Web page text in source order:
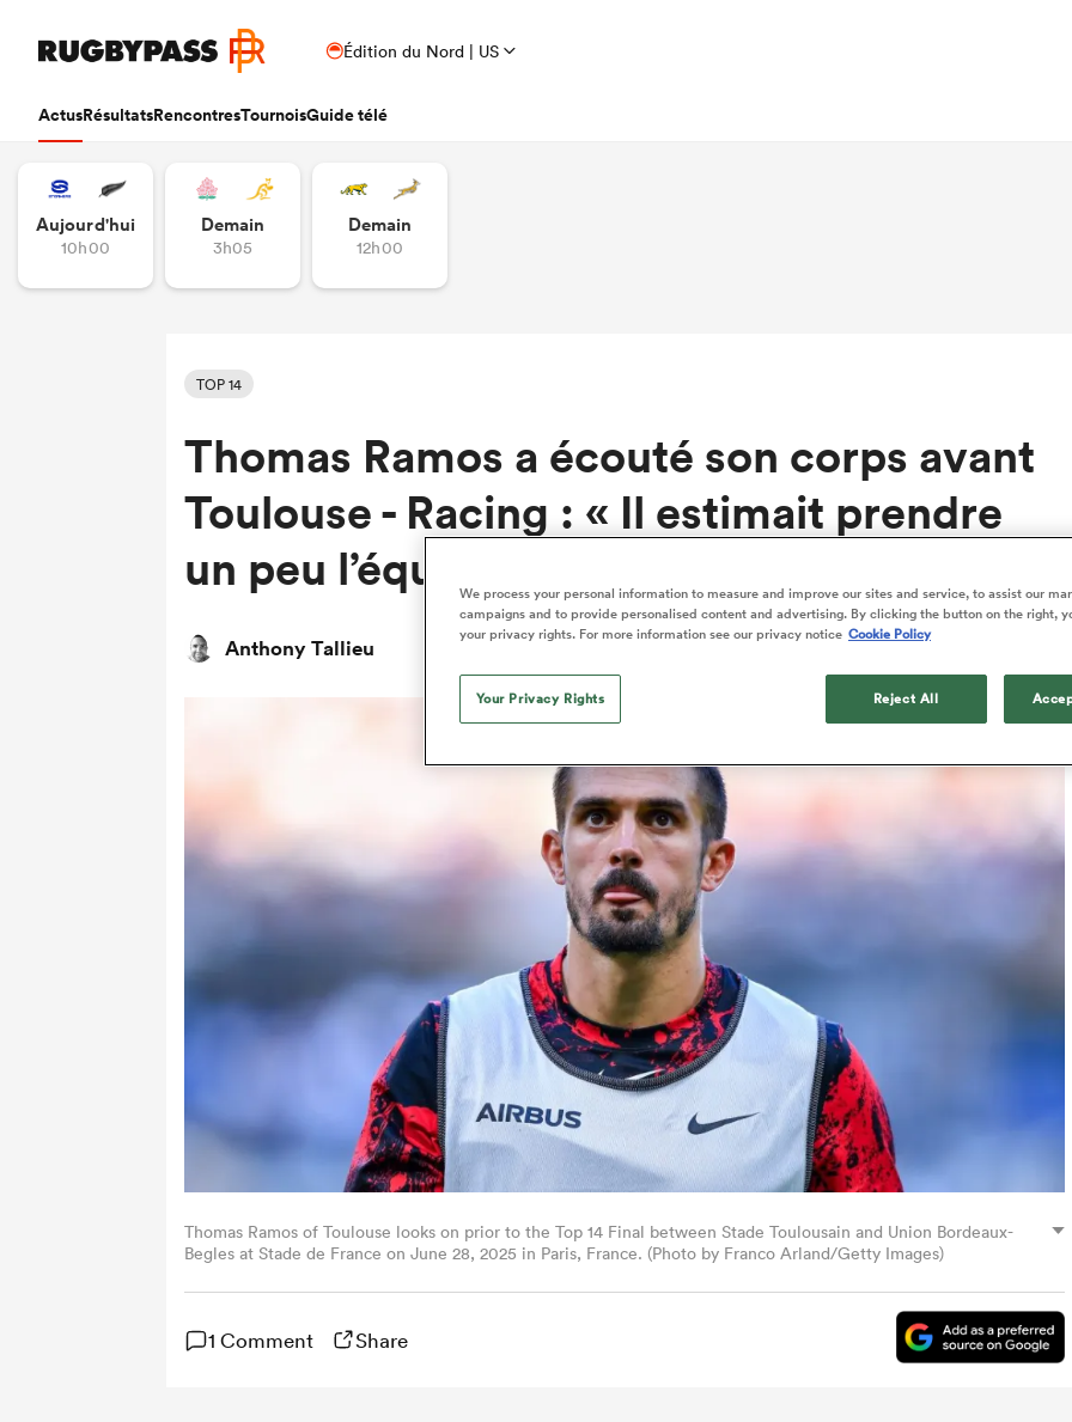
Édition du Nord | US
ActusRésultatsRencontresTournoisGuide télé
Aujourd'hui
10h00
Demain
3h05
Demain
12h00
TOP 14
Thomas Ramos a écouté son corps avant
Toulouse - Racing : « Il estimait prendre
un peu l’équipe en otage »
Anthony Tallieu
Published: 18 Juin 2026 09:40 PDT
Thomas Ramos of Toulouse looks on prior to the Top 14 Final between Stade Toulousain and Union Bordeaux-
Begles at Stade de France on June 28, 2025 in Paris, France. (Photo by Franco Arland/Getty Images)
1 Comment Share
We process your personal information to measure and improve our sites and service, to assist our
campaigns and to provide personalised content and advertising. By clicking the button on the right,
your privacy rights. For more information see our privacy notice Cookie Policy
Your Privacy Rights Reject All